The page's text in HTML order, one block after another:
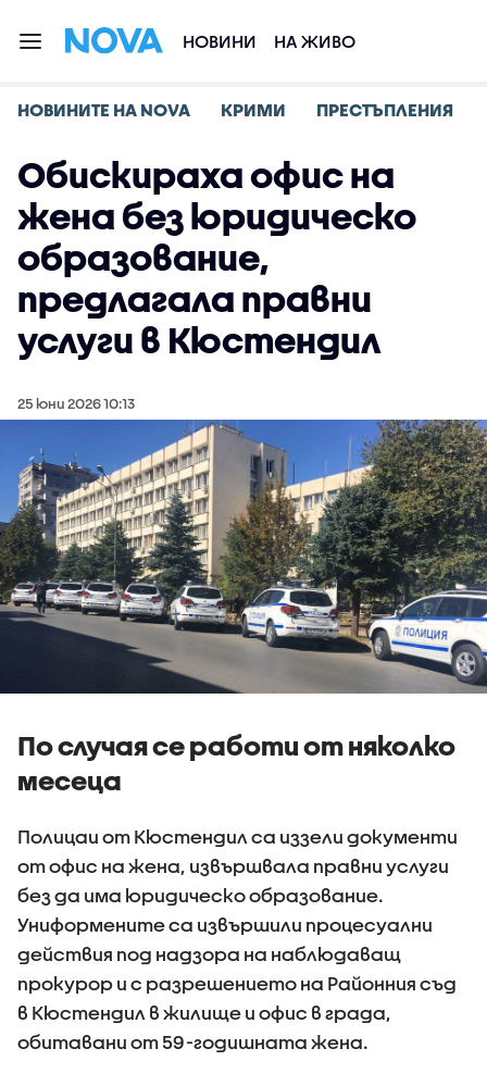
НОВИНИ НА ЖИВО
НОВИНИТЕ НА NOVA КРИМИ ПРЕСТЪПЛЕНИЯ
Обискираха офис на
жена без юридическо
образование,
предлагала правни
услуги в Кюстендил
25 юни 2026 10:13
По случая се работи от няколко
месеца
Полицаи от Кюстендил са иззели документи
от офис на жена, извършвала правни услуги
без да има юридическо образование.
Униформените са извършили процесуални
действия под надзора на наблюдаващ
прокурор и с разрешението на Районния съд
в Кюстендил в жилище и офис в града,
обитавани от 59-годишната жена.